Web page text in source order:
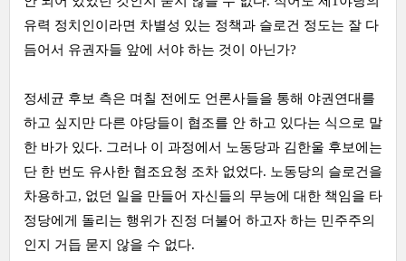
유력 정치인이라면 차별성 있는 정책과 슬로건 정도는 잘 다
듬어서 유권자들 앞에 서야 하는 것이 아닌가?
정세균 후보 측은 며칠 전에도 언론사들을 통해 야권연대를
하고 싶지만 다른 야당들이 협조를 안 하고 있다는 식으로 말
한 바가 있다. 그러나 이 과정에서 노동당과 김한울 후보에는
단 한 번도 유사한 협조요청 조차 없었다. 노동당의 슬로건을
차용하고, 없던 일을 만들어 자신들의 무능에 대한 책임을 타
정당에게 돌리는 행위가 진정 더불어 하고자 하는 민주주의
인지 거듭 묻지 않을 수 없다.